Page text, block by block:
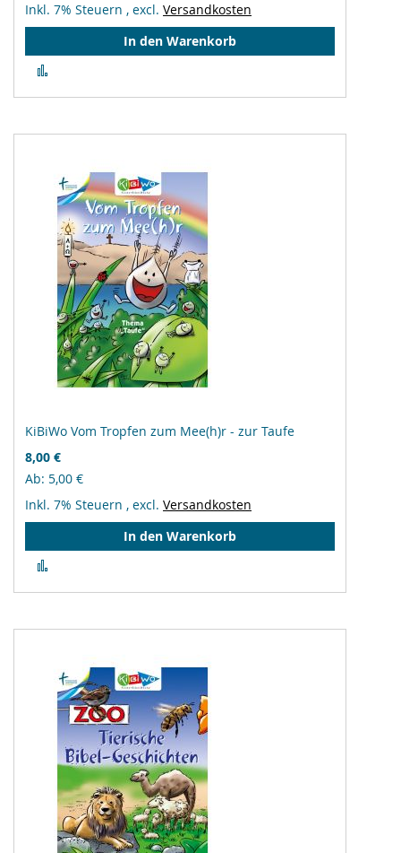
Inkl. 7% Steuern , excl. Versandkosten
In den Warenkorb
hinzufügen
KiBiWo Vom Tropfen zum Mee(h)r - zur Taufe
8,00 €
Ab 5,00 €
Inkl. 7% Steuern , excl. Versandkosten
In den Warenkorb
hinzufügen